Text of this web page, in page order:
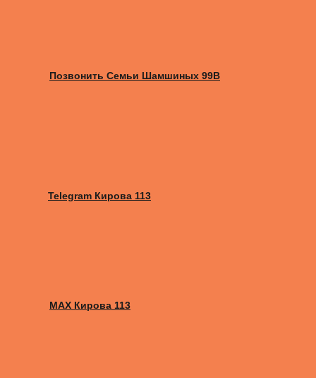
Позвонить Семьи Шамшиных 99В
Telegram Кирова 113
MAX Кирова 113